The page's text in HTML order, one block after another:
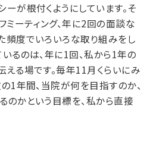
が根付くようにしています。そ
ミーティング、年に2回の面談な
頻度でいろいろな取り組みをし
るのは、年に1回、私から1年の
える場です。毎年11月くらいにみ
1年間、当院が何を目指すのか、
のかという目標を、私から直接